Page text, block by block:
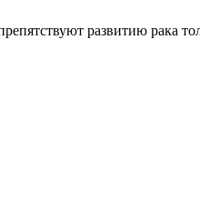
развитию рака